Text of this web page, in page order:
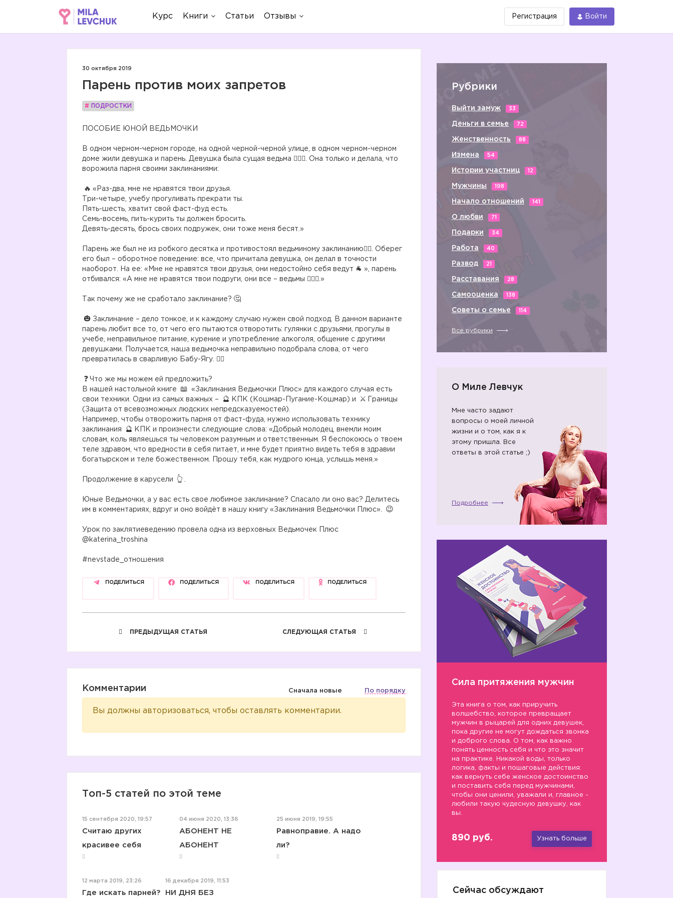
Курс Книги Статьи Отзывы Регистрация Войти
30 октября 2019
Парень против моих запретов
# ПОДРОСТКИ
ПОСОБИЕ ЮНОЙ ВЕДЬМОЧКИ
В одном черном-черном городе, на одной черной-черной улице, в одном черном-черном
доме жили девушка и парень. Девушка была сущая ведьма 🧙🏼‍♀️. Она только и делала, что
ворожила парня своими заклинаниями:
🔥
«Раз-два, мне не нравятся твои друзья.
Три-четыре, учебу прогуливать прекрати ты.
Пять-шесть, хватит свой фаст-фуд есть.
Семь-восемь, пить-курить ты должен бросить.
Девять-десять, брось своих подружек, они тоже меня бесят.»
Парень же был не из робкого десятка и противостоял ведьминому заклинанию🦸‍♂️. Оберег
его был – оборотное поведение: все, что причитала девушка, он делал в точности
наоборот. На ее: «Мне не нравятся твои друзья, они недостойно себя ведут
», парень
отбивался: «А мне не нравятся твои подруги, они все – ведьмы 🧛🏻‍♀️.»
Так почему же не сработало заклинание?
Заклинание – дело тонкое, и к каждому случаю нужен свой подход. В данном варианте
парень любит все то, от чего его пытаются отворотить: гулянки с друзьями, прогулы в
учебе, неправильное питание, курение и употребление алкоголя, общение с другими
девушками. Получается, наша ведьмочка неправильно подобрала слова, от чего
превратилась в сварливую Бабу-Ягу. 🧟‍♀️
Что же мы можем ей предложить?
В нашей настольной книге
«Заклинания Ведьмочки Плюс» для каждого случая есть
свои техники. Одни из самых важных –
КПК (Кошмар-Пугание-Кошмар) и
Границы
(Защита от всевозможных людских непредсказуемостей).⠀
Например, чтобы отворожить парня от фаст-фуда, нужно использовать технику
заклинания
КПК и произнести следующие слова: «Добрый молодец, внемли моим
словам, коль являешься ты человеком разумным и ответственным. Я беспокоюсь о твоем
теле здравом, что вредности в себя питает, и мне будет приятно видеть тебя в здравии
богатырском и теле божественном. Прошу тебя, как мудрого юнца, услышь меня.»
Продолжение в карусели
Юные Ведьмочки, а у вас есть свое любимое заклинание? Спасало ли оно вас? Делитесь
им в комментариях, вдруг и оно войдёт в нашу книгу «Заклинания Ведьмочки Плюс».
Урок по заклятиеведению провела одна из верховных Ведьмочек Плюс
@katerina_troshina
#nevstade_отношения
ПОДЕЛИТЬСЯ ПОДЕЛИТЬСЯ ПОДЕЛИТЬСЯ ПОДЕЛИТЬСЯ
ПРЕДЫДУЩАЯ СТАТЬЯ СЛЕДУЮЩАЯ СТАТЬЯ
Комментарии Сначала новые По порядку
Вы должны авторизоваться, чтобы оставлять комментарии.
Топ-5 статей по этой теме
15 сентября 2020, 19:57
Считаю других
красивее себя
04 июня 2020, 13:36
АБОНЕНТ НЕ
АБОНЕНТ
25 июня 2019, 19:55
Равноправие. А надо
ли?
12 марта 2019, 23:26
Где искать парней?
16 декабря 2019, 11:53
НИ ДНЯ БЕЗ
Рубрики
Выйти замуж 33
Деньги в семье 72
Женственность 88
Измена 54
Истории участниц 12
Мужчины 198
Начало отношений 141
О любви 71
Подарки 34
Работа 40
Развод 21
Расставания 28
Самооценка 138
Советы о семье 114
Все рубрики
О Миле Левчук
Мне часто задают
вопросы о моей личной
жизни и о том, как я к
этому пришла. Все
ответы в этой статье ;)
Подробнее
Сила притяжения мужчин
Эта книга о том, как приручить
волшебство, которое превращает
мужчин в рыцарей для одних девушек,
пока другие не могут дождаться звонка
и доброго слова. О том, как важно
понять ценность себя и что это значит
на практике. Никакой воды, только
логика, факты и пошаговые действия:
как вернуть себе женское достоинство
и поставить себя перед мужчинами,
чтобы они ценили, уважали и, главное -
любили такую чудесную девушку, как
вы.
890 руб. Узнать больше
Сейчас обсуждают